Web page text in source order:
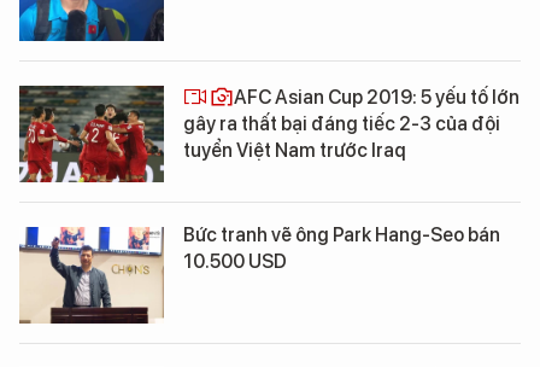
AFC Asian Cup 2019: 5 yếu tố lớn
gây ra thất bại đáng tiếc 2-3 của đội
tuyển Việt Nam trước Iraq
Bức tranh vẽ ông Park Hang-Seo bán
10.500 USD